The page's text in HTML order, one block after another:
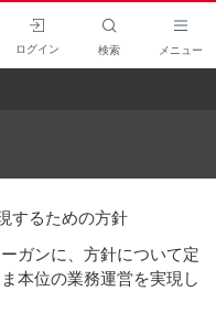
ログイン 検索 メニュー
するための方針
ガンに、方針について定
本位の業務運営を実現し